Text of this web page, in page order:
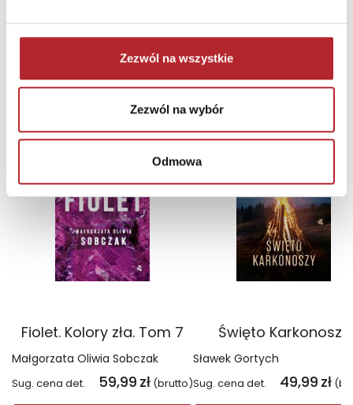
Zezwól na wszystkie
Zezwól na wybór
Odmowa
Zaloguj się, aby kupić
NAJCZĘŚCIEJ KUPOWANE zobacz więcej
TOP 100
Fiolet. Kolory zła. Tom 7
Małgorzata Oliwia Sobczak
Sug. cena det. 59,99 zł (brutto)
TOP 100
Święto Karkonoszy
Sławek Gortych
Sug. cena det. 49,99 zł